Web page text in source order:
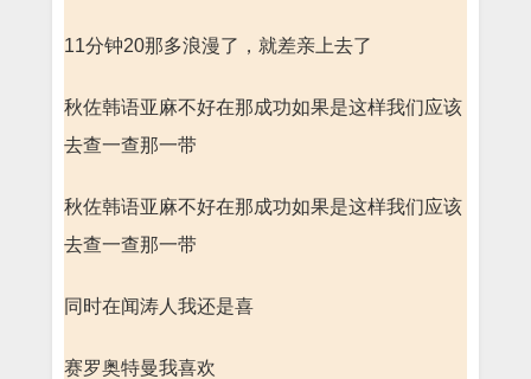
11分钟20那多浪漫了，就差亲上去了
秋佐韩语亚麻不好在那成功如果是这样我们应该
去查一查那一带
秋佐韩语亚麻不好在那成功如果是这样我们应该
去查一查那一带
同时在闻涛人我还是喜
赛罗奥特曼我喜欢